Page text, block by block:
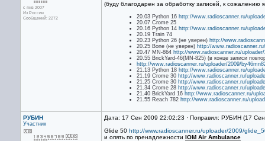
с янв 2007
Из России
Сообщений: 2272
(буду благодарен за обработку записей, к сожалению
20.03 Python 16 http://www.radioscanner.ru/
20.07 Crome 25
20.16 Python 14 http://www.radioscanner.ru/
20.19 Train 74
20.23 Python 26 (не уверен) http://
20.25 Bone (не уверен) http://
20.47 MN-864 http://www.radioscanner.ru/
20.55 BrickYard-46(MN-825) (в конце записи
http://www.radioscanner.ru/uploader/2009/
21.13 Python 18 http://www.radioscanner.ru/
21.19 Crome 30 http://www.radioscanner.ru/
21.25 Crome 30 http://www.radioscanner.ru/
21.34 Crome 28 http://www.radioscanner.ru/
21.40 BrickYard 16 http://www.radioscanner.ru/
21.55 Reach 782 http://www.radioscanner.ru/
РУБИН
Участник
Дата: 17 Сен 2009 22:02:23 · Поправил: РУБИН (17
Glide 50 http://www.radioscanner.ru/uploader/2009/
и опять по пренадлежности IOM Air Ambulance